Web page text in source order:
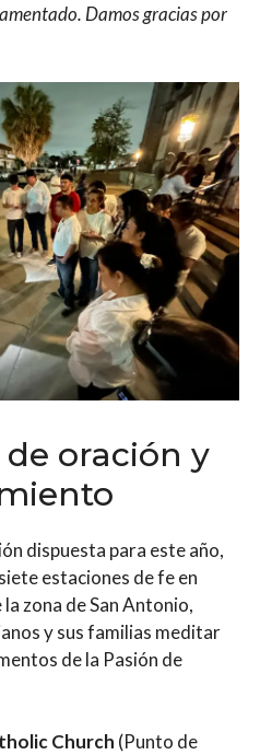
Damos gracias por
oración y
dispuesta para este año,
estaciones de fe en
zona de San Antonio,
y sus familias meditar
de la Pasión de
Church (Punto de